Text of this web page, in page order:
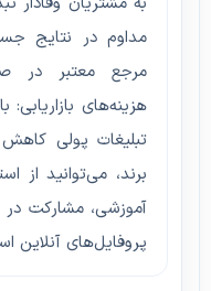
مداوم در نتایج
مرجع معتبر در
هزینه‌های بازاریابی:
تبلیغات پولی کاهش
برند، می‌توانید از
آموزشی، مشارکت
پروفایل‌های آنلاین